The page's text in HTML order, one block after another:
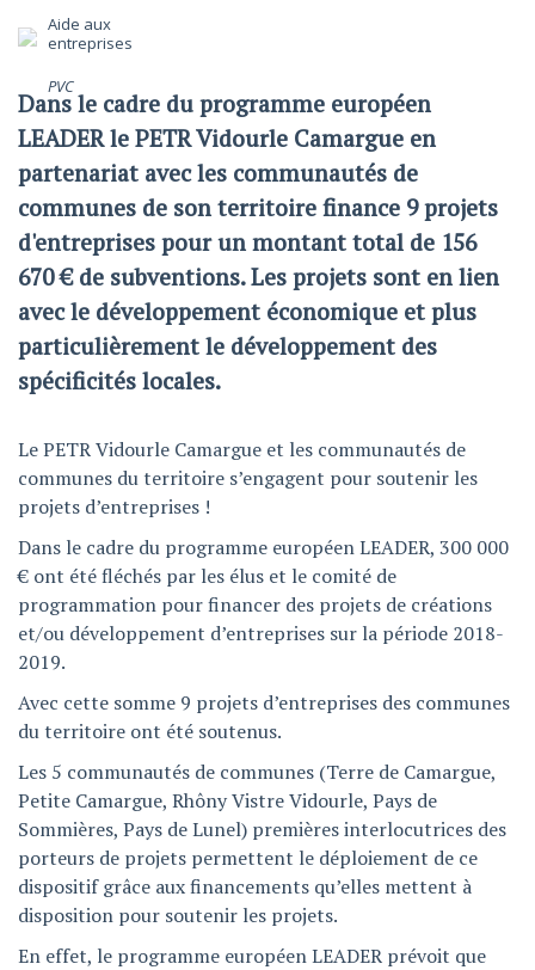
Aide aux
entreprises
PVC
Dans le cadre du programme européen
LEADER le PETR Vidourle Camargue en
partenariat avec les communautés de
communes de son territoire finance 9 projets
d'entreprises pour un montant total de 156
670 € de subventions. Les projets sont en lien
avec le développement économique et plus
particulièrement le développement des
spécificités locales.
Le PETR Vidourle Camargue et les communautés de
communes du territoire s’engagent pour soutenir les
projets d’entreprises !
Dans le cadre du programme européen LEADER, 300 000
€ ont été fléchés par les élus et le comité de
programmation pour financer des projets de créations
et/ou développement d’entreprises sur la période 2018-
2019.
Avec cette somme 9 projets d’entreprises des communes
du territoire ont été soutenus.
Les 5 communautés de communes (Terre de Camargue,
Petite Camargue, Rhôny Vistre Vidourle, Pays de
Sommières, Pays de Lunel) premières interlocutrices des
porteurs de projets permettent le déploiement de ce
dispositif grâce aux financements qu’elles mettent à
disposition pour soutenir les projets.
En effet, le programme européen LEADER prévoit que